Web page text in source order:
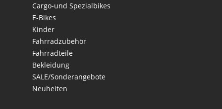
Cargo-und Spezialbikes
E-Bikes
Kinder
Fahrradzubehör
Fahrradteile
Bekleidung
SALE/Sonderangebote
Neuheiten